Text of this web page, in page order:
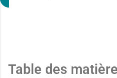
Table des